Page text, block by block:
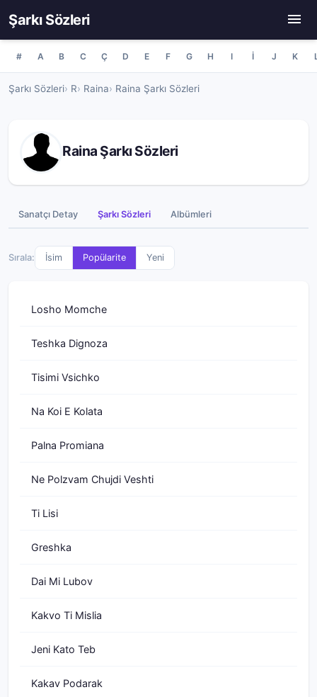
Şarkı Sözleri
# A B C Ç D E F G H I İ J K
Şarkı Sözleri R Raina Raina Şarkı Sözleri
Raina Şarkı Sözleri
Sanatçı Detay Şarkı Sözleri Albümleri
Sırala: İsim Popülarite Yeni
Losho Momche
Teshka Dignoza
Tisimi Vsichko
Na Koi E Kolata
Palna Promiana
Ne Polzvam Chujdi Veshti
Ti Lisi
Greshka
Dai Mi Lubov
Kakvo Ti Mislia
Jeni Kato Teb
Kakav Podarak